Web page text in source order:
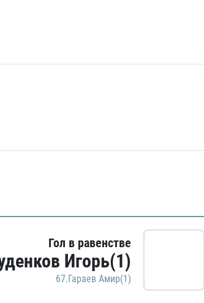
Гол в равенстве
Игорь(1)
67.Гараев Амир(1)